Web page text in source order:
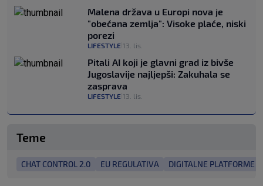
Malena država u Europi nova je
"obećana zemlja": Visoke plaće, niski
porezi
LIFESTYLE 13. lis.
Pitali AI koji je glavni grad iz bivše
Jugoslavije najljepši: Zakuhala se
zasprava
LIFESTYLE 13. lis.
Teme
CHAT CONTROL 2.0 EU REGULATIVA DIGITALNE PLATFORME